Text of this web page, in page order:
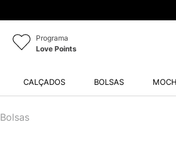
Programa
Love Points
CALÇADOS BOLSAS
Bolsas